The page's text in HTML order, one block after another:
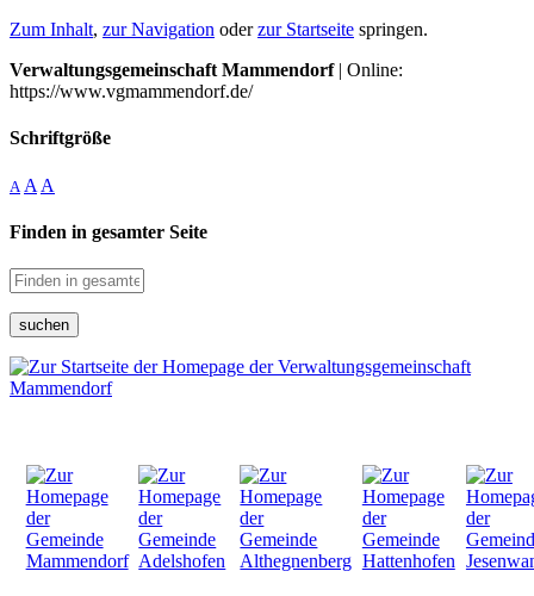
Zum Inhalt, zur Navigation oderzur Startseite springen.
Verwaltungsgemeinschaft Mammendorf| Online:
https://www.vgmammendorf.de/
Schriftgröße
A A A
Finden in gesamter Seite
suchen